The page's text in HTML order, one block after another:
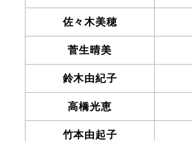
佐々木美穂
菅生晴美
鈴木由紀子
高橋光恵
竹本由起子